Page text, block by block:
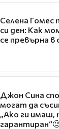
Селена Гомес
си ден: Как
се превърна в
Джон Сина
могат да
„Ако ги имаш,